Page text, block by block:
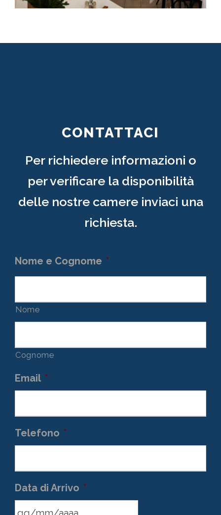
CONTATTACI
Per richiedere informazioni o
per verificare la disponibilità
delle nostre camere inviaci una
richiesta.
Nome e Cognome *
Nome
Cognome
Email *
Telefono *
Data di Arrivo *